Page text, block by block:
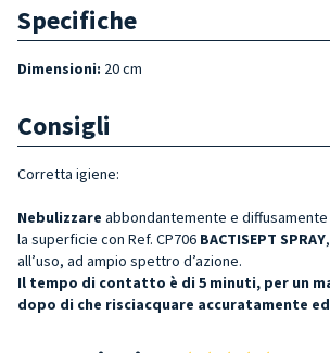
Specifiche
Dimensioni: 20 cm
Consigli
Corretta igiene:
Nebulizzare abbondantemente e diffusamente
la superficie con Ref. CP706 BACTISEPT SPRAY
all’uso, ad ampio spettro d’azione.
Il tempo di contatto è di 5 minuti, per un
dopo di che risciacquare accuratamente